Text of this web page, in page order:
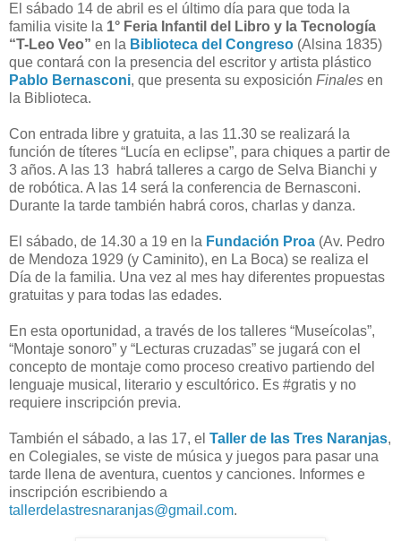
El sábado 14 de abril es el último día para que toda la
familia visite la 1° Feria Infantil del Libro y la Tecnología
“T-Leo Veo” en la Biblioteca del Congreso (Alsina 1835)
que contará con la presencia del escritor y artista plástico
Pablo Bernasconi, que presenta su exposición Finales en
la Biblioteca.
Con entrada libre y gratuita, a las 11.30 se realizará la
función de títeres “Lucía en eclipse”, para chiques a partir de
3 años. A las 13 habrá talleres a cargo de Selva Bianchi y
de robótica. A las 14 será la conferencia de Bernasconi.
Durante la tarde también habrá coros, charlas y danza.
El sábado, de 14.30 a 19 en la Fundación Proa (Av. Pedro
de Mendoza 1929 (y Caminito), en La Boca) se realiza el
Día de la familia. Una vez al mes hay diferentes propuestas
gratuitas y para todas las edades.
En esta oportunidad, a través de los talleres “Museícolas”,
“Montaje sonoro” y “Lecturas cruzadas” se jugará con el
concepto de montaje como proceso creativo partiendo del
lenguaje musical, literario y escultórico. Es #gratis y no
requiere inscripción previa.
También el sábado, a las 17, el Taller de las Tres Naranjas,
en Colegiales, se viste de música y juegos para pasar una
tarde llena de aventura, cuentos y canciones. Informes e
inscripción escribiendo a
tallerdelastresnaranjas@gmail.com.